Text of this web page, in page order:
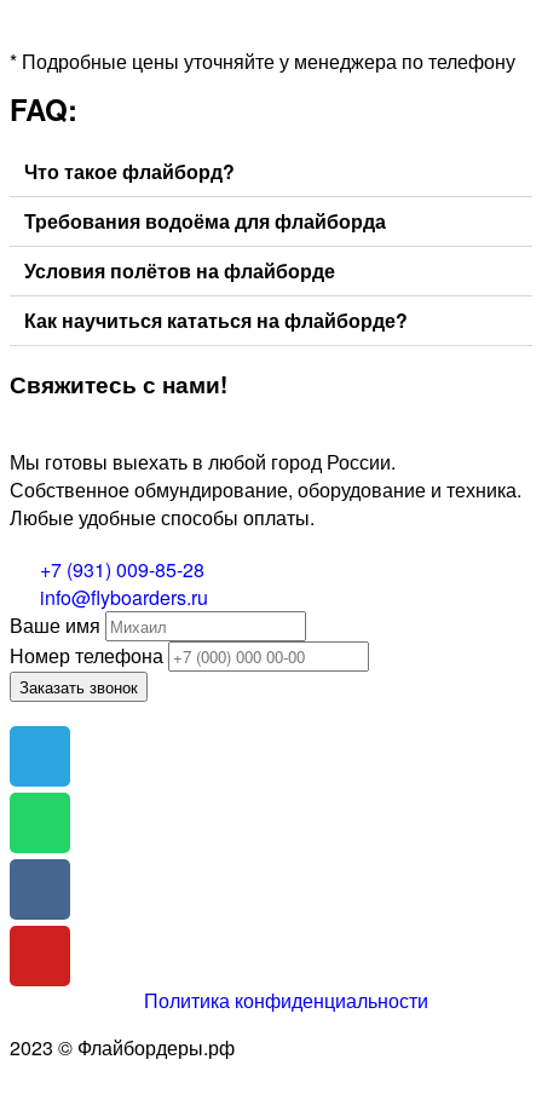
* Подробные цены уточняйте у менеджера по телефону
FAQ:
Что такое флайборд?
Требования водоёма для флайборда
Условия полётов на флайборде
Как научиться кататься на флайборде?
Свяжитесь с нами!
Мы готовы выехать в любой город России.
Собственное обмундирование, оборудование и техника.
Любые удобные способы оплаты.
+7 (931) 009-85-28
info@flyboarders.ru
Ваше имя
Номер телефона
Заказать звонок
Политика конфиденциальности
2023 © Флайбордеры.рф